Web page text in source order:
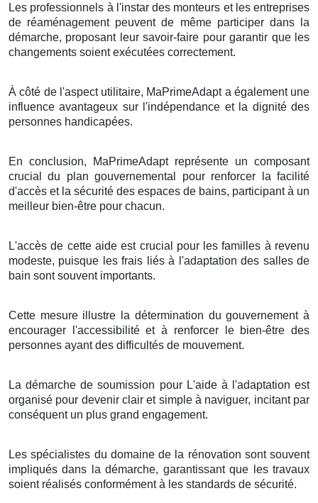
Les professionnels à l'instar des monteurs et les entreprises
de réaménagement peuvent de même participer dans la
démarche, proposant leur savoir-faire pour garantir que les
changements soient exécutées correctement.
À côté de l'aspect utilitaire, MaPrimeAdapt a également une
influence avantageux sur l'indépendance et la dignité des
personnes handicapées.
En conclusion, MaPrimeAdapt représente un composant
crucial du plan gouvernemental pour renforcer la facilité
d'accès et la sécurité des espaces de bains, participant à un
meilleur bien-être pour chacun.
L'accès de cette aide est crucial pour les familles à revenu
modeste, puisque les frais liés à l'adaptation des salles de
bain sont souvent importants.
Cette mesure illustre la détermination du gouvernement à
encourager l'accessibilité et à renforcer le bien-être des
personnes ayant des difficultés de mouvement.
La démarche de soumission pour L'aide à l'adaptation est
organisé pour devenir clair et simple à naviguer, incitant par
conséquent un plus grand engagement.
Les spécialistes du domaine de la rénovation sont souvent
impliqués dans la démarche, garantissant que les travaux
soient réalisés conformément à les standards de sécurité.